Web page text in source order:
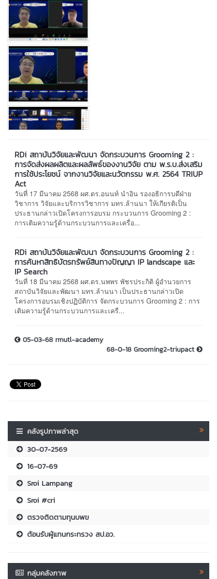
RDi สถาบันวิจัยและพัฒนา จัดกระบวนการ Grooming 2 :
การจัดส่งผลผลิตและผลลัพธ์ของงานวิจัย ตาม พ.ร.บ.ส่งเสริม
การใช้ประโยชน์ จากงานวิจัยและนวัตกรรม พ.ศ. 2564 TRIUP
Act
วันที่ 17 มีนาคม 2568 ผศ.ดร.อนนท์ นำอิน รองอธิการบดีฝ่าย
วิชาการ วิจัยและบริการวิชาการ มทร.ล้านนา ให้เกียรติเป็น
ประธานกล่าวเปิดโครงการอบรม กระบวนการ Grooming 2 :
การเติมความรู้ด้านกระบวนการและเครื่อ...
RDi สถาบันวิจัยและพัฒนา จัดกระบวนการ Grooming 2 :
การค้นหาสิทธิบัตรทรัพย์สินทางปัญญา IP landscape และ
IP Search
วันที่ 18 มีนาคม 2568 ผศ.ดร.นพพร พัชรประกิติ ผู้อำนวยการ
สถาบันวิจัยและพัฒนา มทร.ล้านนา เป็นประธานกล่าวเปิด
โครงการอบรมเชิงปฏิบัติการ จัดกระบวนการ Grooming 2 : การ
เติมความรู้ด้านกระบวนการและเครื...
05-03-68 rmutl-academy
68-0-18 Grooming2-triupact
คลังรูปภาพล่าสุด
30-07-2569
16-07-69
Sroi Lampang
Sroi #cri
ตรวจติดตามทุนบพข
ต้อนรับผู้แทนกระทรวง สป.อว.
กลุ่มคลังภาพ